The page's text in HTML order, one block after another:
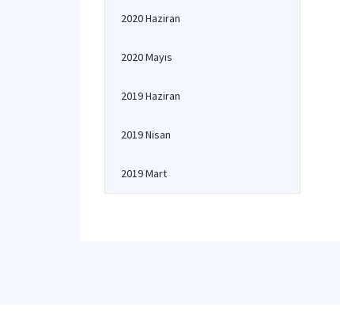
2020 Haziran
2020 Mayıs
2019 Haziran
2019 Nisan
2019 Mart